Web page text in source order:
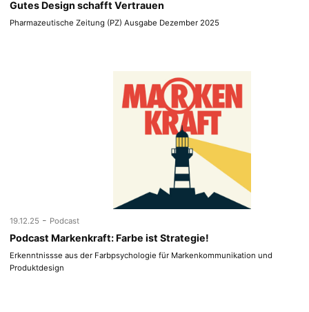
Gutes Design schafft Vertrauen
Pharmazeutische Zeitung (PZ) Ausgabe Dezember 2025
19.12.25 - Podcast
Podcast Markenkraft: Farbe ist Strategie!
Erkenntnissse aus der Farbpsychologie für Markenkommunikation und
Produktdesign